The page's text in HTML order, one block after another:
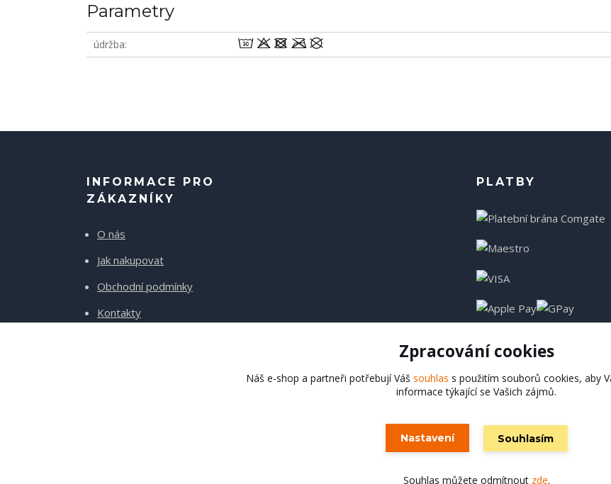
Parametry
údržba wodmU
INFORMACE PRO
ZÁKAZNÍKY
O nás
Jak nakupovat
Obchodní podmínky
Kontakty
PLATBY
Hadladla.cz
Zpracování cookies
Náš e-shop a partneři potřebují Váš souhlas s použitím souborů cookies, aby
informace týkající se Vašich zájmů.
Nastavení Souhlasím
Souhlas můžete odmítnout zde.